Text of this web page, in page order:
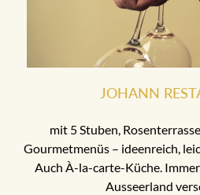
JOHANN
mit 5 Stuben,
Gourmetmenüs – ideenreich,
Auch À-la-carte-Küche.
Ausseerland